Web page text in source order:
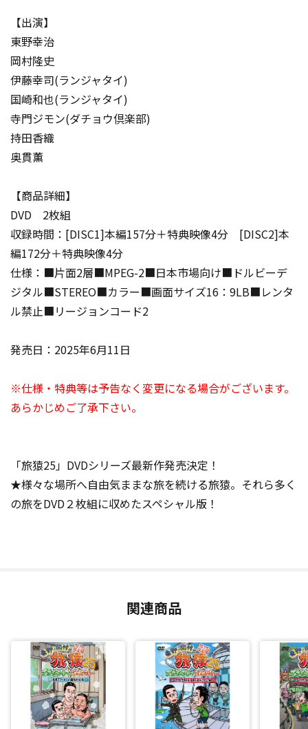
【出演】
東野幸治
岡村隆史
伊藤幸司(ランジャタイ)
国崎和也(ランジャタイ)
寺門ジモン(ダチョウ倶楽部)
持田香織
奥貫薫
【商品詳細】
DVD 2枚組
収録時間：[DISC1]本編157分＋特典映像4分 [DISC2]本
編172分＋特典映像4分
仕様：■片面2層■MPEG-2■日本市場向け■ドルビーデ
ジタル■STEREO■カラー■画面サイズ16：9LB■レンタ
ル禁止■リージョンコード2
発売日：2025年6月11日
※仕様・特典等は予告なく変更になる場合がございます。
あらかじめご了承下さい。
「旅猿25」DVDシリーズ最新作発売決定！
★様々な場所へ自由気ままな旅を続ける旅猿。それら多く
の旅をDVD２枚組に収めたスペシャル版！
関連商品